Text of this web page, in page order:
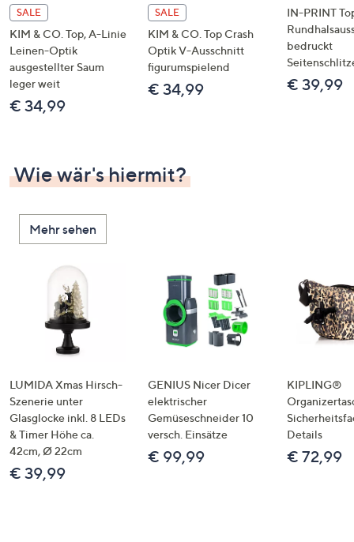
links
bzw.
rechts,
um
diese
anzuzeigen.
SALE
KIM & CO. Top, A-Linie
Leinen-Optik
ausgestellter Saum
leger weit
€ 34,99
SALE
KIM & CO. Top Crash
Optik V-Ausschnitt
figurumspielend
€ 34,99
IN-PRINT
bedruckt
€ 39,99
Wie wär's hiermit?
Mehr sehen
LUMIDA Xmas Hirsch-
Szenerie unter
Glasglocke inkl. 8 LEDs
& Timer Höhe ca.
42cm, Ø 22cm
€ 39,99
GENIUS Nicer Dicer
elektrischer
Gemüseschneider 10
versch. Einsätze
€ 99,99
KIPLING®
Details
€ 72,99